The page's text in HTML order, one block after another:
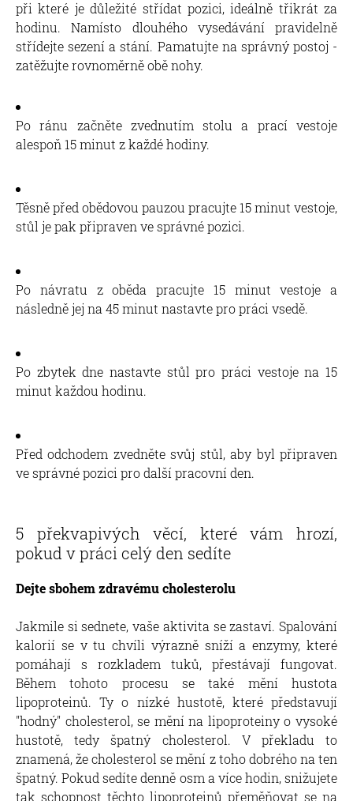
při které je důležité střídat pozici, ideálně třikrát za
hodinu. Namísto dlouhého vysedávání pravidelně
střídejte sezení a stání. Pamatujte na správný postoj -
zatěžujte rovnoměrně obě nohy.
Po ránu začněte zvednutím stolu a prací vestoje
alespoň 15 minut z každé hodiny.
Těsně před obědovou pauzou pracujte 15 minut vestoje,
stůl je pak připraven ve správné pozici.
Po návratu z oběda pracujte 15 minut vestoje a
následně jej na 45 minut nastavte pro práci vsedě.
Po zbytek dne nastavte stůl pro práci vestoje na 15
minut každou hodinu.
Před odchodem zvedněte svůj stůl, aby byl připraven
ve správné pozici pro další pracovní den.
5 překvapivých věcí, které vám hrozí,
pokud v práci celý den sedíte
Dejte sbohem zdravému cholesterolu
Jakmile si sednete, vaše aktivita se zastaví. Spalování
kalorií se v tu chvíli výrazně sníží a enzymy, které
pomáhají s rozkladem tuků, přestávají fungovat.
Během tohoto procesu se také mění hustota
lipoproteinů. Ty o nízké hustotě, které představují
"hodný" cholesterol, se mění na lipoproteiny o vysoké
hustotě, tedy špatný cholesterol. V překladu to
znamená, že cholesterol se mění z toho dobrého na ten
špatný. Pokud sedíte denně osm a více hodin, snižujete
tak schopnost těchto lipoproteinů přeměňovat se na